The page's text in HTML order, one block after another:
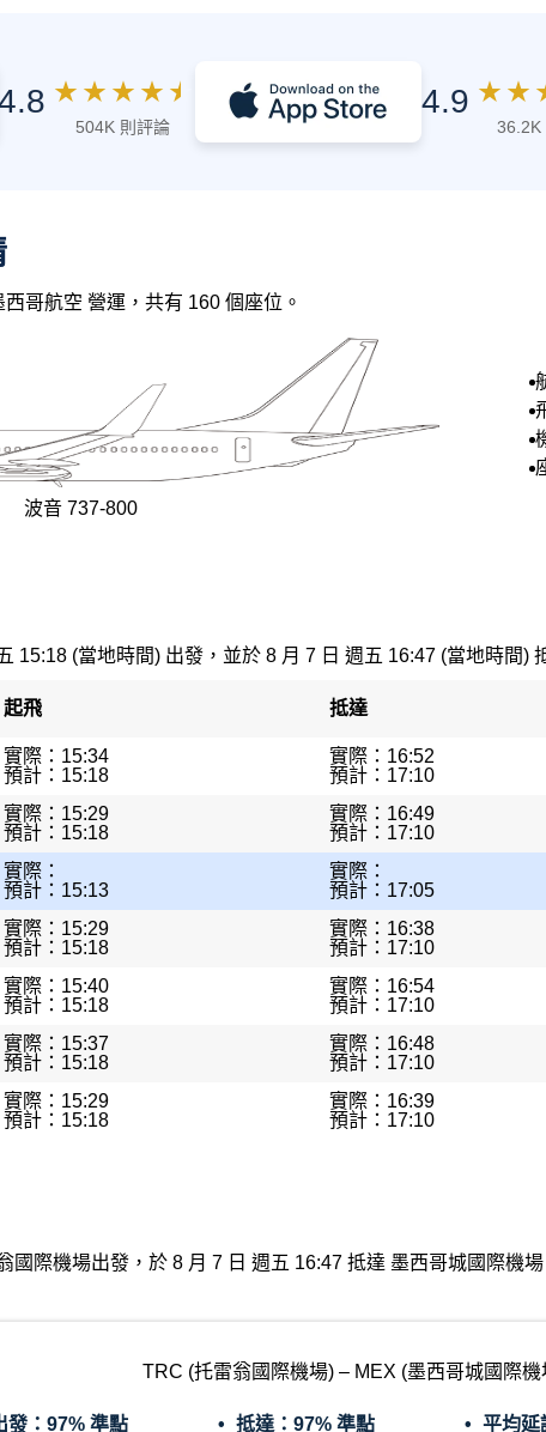
★ ★ ★ ★ ★
504K 則評論
4.9 ★ ★
36.2K
哥航空 營運，共有 160 個座位。
波音 737-800
15:18 (當地時間) 出發，並於 8 月 7 日 週五 16:47 (當地時間)
起飛 抵達
實際：15:34
預計：15:18
實際：16:52
預計：17:10
實際：15:29
預計：15:18
實際：16:49
預計：17:10
實際：
預計：15:13
實際：
預計：17:05
實際：15:29
預計：15:18
實際：16:38
預計：17:10
實際：15:40
預計：15:18
實際：16:54
預計：17:10
實際：15:37
預計：15:18
實際：16:48
預計：17:10
實際：15:29
預計：15:18
實際：16:39
預計：17:10
國際機場出發，於 8 月 7 日 週五 16:47 抵達 墨西哥城國際機
TRC (托雷翁國際機場) – MEX (墨西哥城國際機
發： 97% 準點 抵達： 97% 準點 平均延